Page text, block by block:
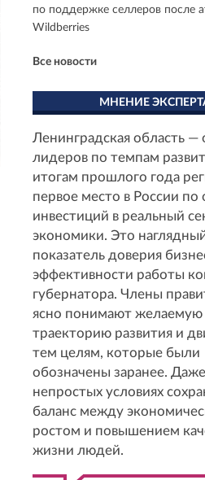
по поддержке селлеров после
Wildberries
Все новости
МНЕНИЕ
Ленинградская область —
лидеров по темпам
итогам прошлого года
первое место в России по
инвестиций в реальный
экономики. Это
показатель доверия
эффективности работы
губернатора. Члены
ясно понимают желаемую
траекторию развития и
тем целям, которые были
обозначены заранее.
непростых условиях
баланс между
ростом и повышением
жизни людей.